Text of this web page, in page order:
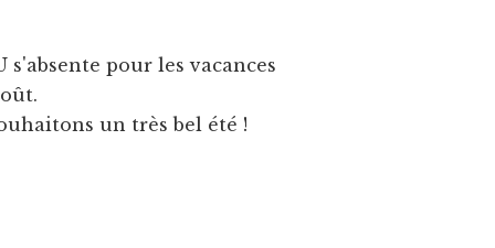
s'absente pour les vacances
un très bel été !